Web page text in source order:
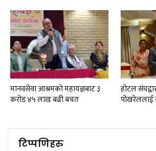
मानवसेवा आश्रमकाे‌ महायज्ञबाट ३
करोड ४५ लाख बढी बचत
होटल
पोखरेललाई
टिप्पणिहरु